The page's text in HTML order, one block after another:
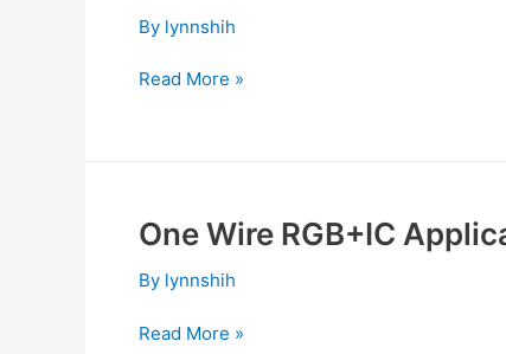
By lynnshih
Selection
Read More »
One Wire RGB+IC
By lynnshih
One
RGB+IC
note
Read More »